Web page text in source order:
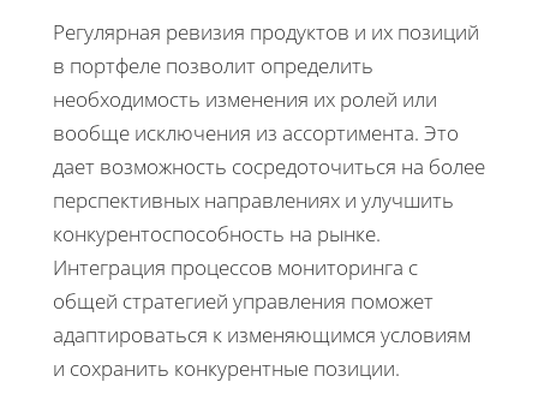
Регулярная ревизия продуктов и их позиций
в портфеле позволит определить
необходимость изменения их ролей или
вообще исключения из ассортимента. Это
дает возможность сосредоточиться на более
перспективных направлениях и улучшить
конкурентоспособность на рынке.
Интеграция процессов мониторинга с
общей стратегией управления поможет
адаптироваться к изменяющимся условиям
и сохранить конкурентные позиции.